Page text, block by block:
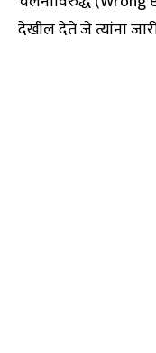
देखील देते जे त्यांना